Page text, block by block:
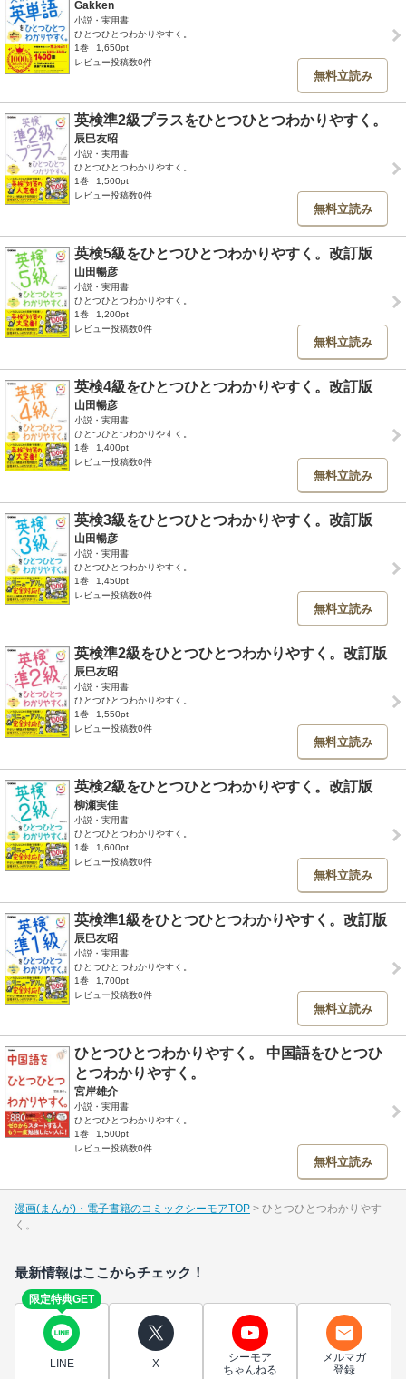
Gakken
小説・実用書
ひとつひとつわかりやすく。
1巻
1,650pt
レビュー投稿数0件
無料立読み
英検準2級プラスをひとつひとつわかりやすく。
辰巳友昭
小説・実用書
ひとつひとつわかりやすく。
1巻
1,500pt
レビュー投稿数0件
無料立読み
英検5級をひとつひとつわかりやすく。改訂版
山田暢彦
小説・実用書
ひとつひとつわかりやすく。
1巻
1,200pt
レビュー投稿数0件
無料立読み
英検4級をひとつひとつわかりやすく。改訂版
山田暢彦
小説・実用書
ひとつひとつわかりやすく。
1巻
1,400pt
レビュー投稿数0件
無料立読み
英検3級をひとつひとつわかりやすく。改訂版
山田暢彦
小説・実用書
ひとつひとつわかりやすく。
1巻
1,450pt
レビュー投稿数0件
無料立読み
英検準2級をひとつひとつわかりやすく。改訂版
辰巳友昭
小説・実用書
ひとつひとつわかりやすく。
1巻
1,550pt
レビュー投稿数0件
無料立読み
英検2級をひとつひとつわかりやすく。改訂版
柳瀬実佳
小説・実用書
ひとつひとつわかりやすく。
1巻
1,600pt
レビュー投稿数0件
無料立読み
英検準1級をひとつひとつわかりやすく。改訂版
辰巳友昭
小説・実用書
ひとつひとつわかりやすく。
1巻
1,700pt
レビュー投稿数0件
無料立読み
ひとつひとつわかりやすく。 中国語をひとつひ
とつわかりやすく。
宮岸雄介
小説・実用書
ひとつひとつわかりやすく。
1巻
1,500pt
レビュー投稿数0件
無料立読み
漫画(まんが)・電子書籍のコミックシーモアTOP
ひとつひとつわかりやす
く。
最新情報はここからチェック！
限定特典GET
LINE X
シーモア
ちゃんねる
メルマガ
登録